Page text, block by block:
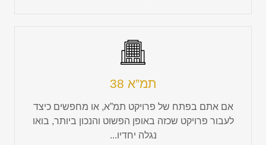
תמ”א 38
אם אתם בפתח של פרויקט תמ”א, או מחפשים כיצד
לעבור פרויקט שכזה באופן הפשוט והנכון ביותר, בואו
נגלה יחדיו...